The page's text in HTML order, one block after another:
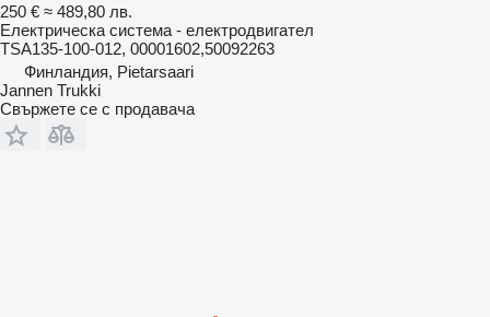
250 € ≈ 489,80 лв.
Електрическа система - електродвигател
TSA135-100-012, 00001602,50092263
Финландия, Pietarsaari
Jannen Trukki
Свържете се с продавача